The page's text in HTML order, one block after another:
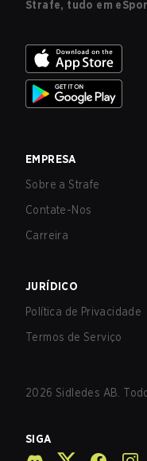
Strafe, tudo em
EMPRESA
Sobre a Strafe
Contate-Nos
Carreira
JURÍDICO
Política de Privacidade
Termos de Serviço
2026 Sidledes AB.
SIGA